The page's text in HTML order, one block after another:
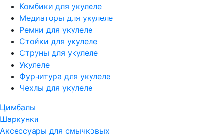
Комбики для укулеле
Медиаторы для укулеле
Ремни для укулеле
Стойки для укулеле
Струны для укулеле
Укулеле
Фурнитура для укулеле
Чехлы для укулеле
Цимбалы
Шаркунки
Аксессуары для смычковых